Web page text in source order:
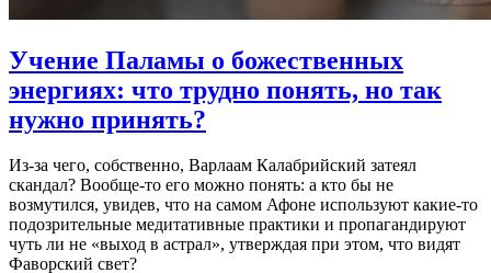
Учение Паламы о божественных
энергиях: что трудно понять, но так
нужно принять?
Из-за чего, собственно, Варлаам Калабрийский затеял
скандал? Вообще-то его можно понять: а кто бы не
возмутился, увидев, что на самом Афоне используют какие-то
подозрительные медитативные практики и пропагандируют
чуть ли не «выход в астрал», утверждая при этом, что видят
Фаворский свет?